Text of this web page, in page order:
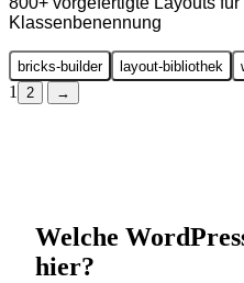
Klassenbenennung
bricks-builder layout-bibliothek
1 2 →
Welche
hier?